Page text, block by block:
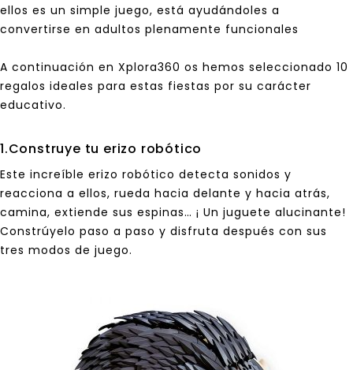
ellos es un simple juego, está ayudándoles a
convertirse en adultos plenamente funcionales
A continuación en Xplora360 os hemos seleccionado 10
regalos ideales para estas fiestas por su carácter
educativo.
1.Construye tu erizo robótico
Este increíble erizo robótico detecta sonidos y
reacciona a ellos, rueda hacia delante y hacia atrás,
camina, extiende sus espinas… ¡ Un juguete alucinante!
Constrúyelo paso a paso y disfruta después con sus
tres modos de juego.